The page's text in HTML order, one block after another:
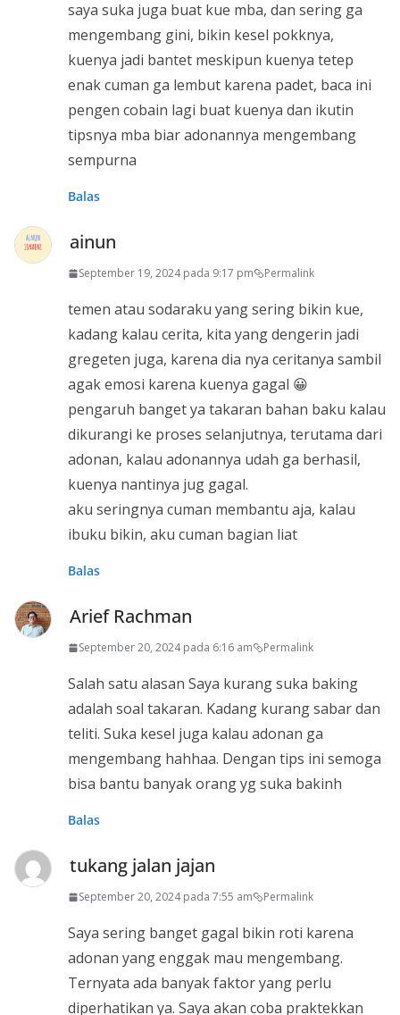
saya suka juga buat kue mba, dan sering ga
mengembang gini, bikin kesel pokknya,
kuenya jadi bantet meskipun kuenya tetep
enak cuman ga lembut karena padet, baca ini
pengen cobain lagi buat kuenya dan ikutin
tipsnya mba biar adonannya mengembang
sempurna
Balas
ainun
September 19, 2024 pada 9:17 pm Permalink
temen atau sodaraku yang sering bikin kue,
kadang kalau cerita, kita yang dengerin jadi
gregeten juga, karena dia nya ceritanya sambil
agak emosi karena kuenya gagal 😀
pengaruh banget ya takaran bahan baku kalau
dikurangi ke proses selanjutnya, terutama dari
adonan, kalau adonannya udah ga berhasil,
kuenya nantinya jug gagal.
aku seringnya cuman membantu aja, kalau
ibuku bikin, aku cuman bagian liat
Balas
Arief Rachman
September 20, 2024 pada 6:16 am Permalink
Salah satu alasan Saya kurang suka baking
adalah soal takaran. Kadang kurang sabar dan
teliti. Suka kesel juga kalau adonan ga
mengembang hahhaa. Dengan tips ini semoga
bisa bantu banyak orang yg suka bakinh
Balas
tukang jalan jajan
September 20, 2024 pada 7:55 am Permalink
Saya sering banget gagal bikin roti karena
adonan yang enggak mau mengembang.
Ternyata ada banyak faktor yang perlu
diperhatikan ya. Saya akan coba praktekkan